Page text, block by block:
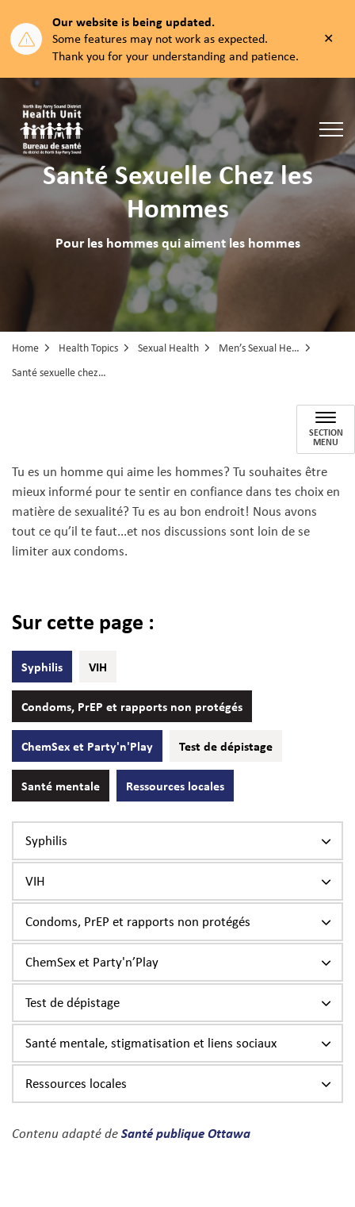
Our website is being updated.
Some features may not work as expected.
Thank you for your understanding and patience.
North Bay Parry Sound District Health Unit
Santé Sexuelle Chez les
Hommes
Pour les hommes qui aiment les hommes
Home Health Topics Sexual Health
Men’s Sexual Health (Guys into Guys)
Santé sexuelle chez les hommes : pour les hommes qui aiment les hommes
Santé sexuelle chez les SECTION
MENU
Tu es un homme qui aime les hommes? Tu souhaites être
mieux informé pour te sentir en confiance dans tes choix en
matière de sexualité? Tu es au bon endroit! Nous avons
tout ce qu’il te faut...et nos discussions sont loin de se
limiter aux condoms.
Sur cette page :
Syphilis VIH
Condoms, PrEP et rapports non protégés
ChemSex et Party'n'Play Test de dépistage
Santé mentale Ressources locales
Syphilis
VIH
Condoms, PrEP et rapports non protégés
ChemSex et Party'n’Play
Test de dépistage
Santé mentale, stigmatisation et liens sociaux
Ressources locales
Contenu adapté deSanté publique Ottawa